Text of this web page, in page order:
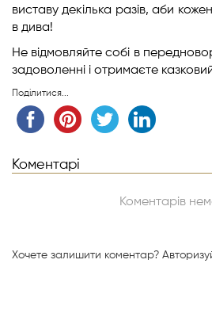
виставу декілька разів, аби
в дива!
Не відмовляйте собі в
задоволенні і отримаєте
Поділитися...
Коментарі
Коментарів
Хочете залишити коментар?